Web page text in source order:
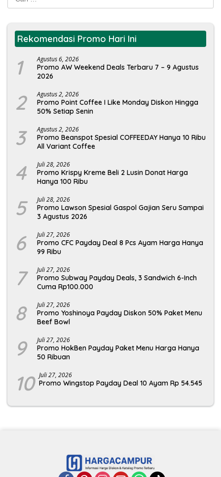
untuk:
Rekomendasi Promo Hari Ini
1 Agustus 6, 2026
Promo AW Weekend Deals Terbaru 7 – 9 Agustus
2026
2 Agustus 2, 2026
Promo Point Coffee I Like Monday Diskon Hingga
50% Setiap Senin
3 Agustus 2, 2026
Promo Beanspot Spesial COFFEEDAY Hanya 10 Ribu
All Variant Coffee
4 Juli 28, 2026
Promo Krispy Kreme Beli 2 Lusin Donat Harga
Hanya 100 Ribu
5 Juli 28, 2026
Promo Lawson Spesial Gaspol Gajian Seru Sampai
3 Agustus 2026
6 Juli 27, 2026
Promo CFC Payday Deal 8 Pcs Ayam Harga Hanya
99 Ribu
7 Juli 27, 2026
Promo Subway Payday Deals, 3 Sandwich 6-Inch
Cuma Rp100.000
8 Juli 27, 2026
Promo Yoshinoya Payday Diskon 50% Paket Menu
Beef Bowl
9 Juli 27, 2026
Promo HokBen Payday Paket Menu Harga Hanya
50 Ribuan
10 Juli 27, 2026
Promo Wingstop Payday Deal 10 Ayam Rp 54.545